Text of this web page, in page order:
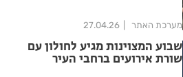
מערכת האתר 27.04.26
שבוע המצוינות מגיע לחולון עם
שורת אירועים ברחבי העיר